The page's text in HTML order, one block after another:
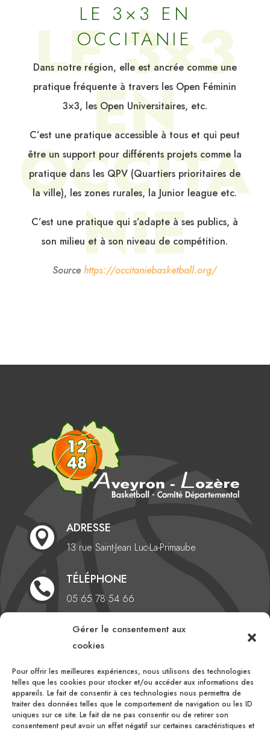
Gérer le consentement aux
cookies
Pour offrir les meilleures expériences, nous utilisons des technologies
telles que les cookies pour stocker et/ou accéder aux informations des
appareils. Le fait de consentir à ces technologies nous permettra de
traiter des données telles que le comportement de navigation ou les ID
uniques sur ce site. Le fait de ne pas consentir ou de retirer son
consentement peut avoir un effet négatif sur certaines caractéristiques et
LE 3×3 EN
OCCITANIE
Dans notre région, elle est ancrée comme une
pratique fréquente à travers les Open Féminin
3×3, les Open Universitaires, etc.
C’est une pratique accessible à tous et qui peut
être un support pour différents projets comme la
pratique dans les QPV (Quartiers prioritaires de
la ville), les zones rurales, la Junior league etc.
C’est une pratique qui s’adapte à ses publics, à
son milieu et à son niveau de compétition.
Sourcehttps://occitaniebasketball.org/
LE 3×3
EN
OCCITA
NIE

ADRESSE
13 rue Saint-Jean Luc-La-Primaube

TÉLÉPHONE
05 65 78 54 66
EMAIL
comite@aveyronlozerebasketball.org

HEURES D'OUVERTURE
Du lundi au vendredi
10h00 – 16h00